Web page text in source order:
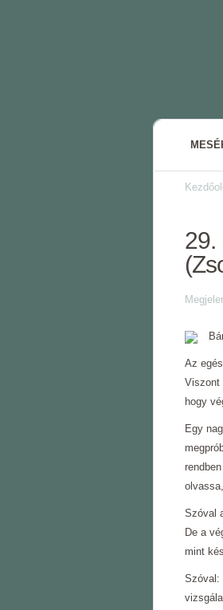
29.
Az
Viszont
hogy
Egy
Szóval
De a
mint
Szóval: